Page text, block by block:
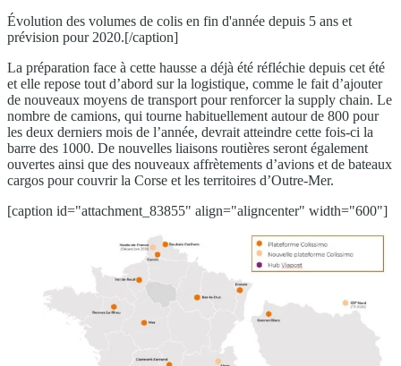
Évolution des volumes de colis en fin d'année depuis 5 ans et
prévision pour 2020.[/caption]
La préparation face à cette hausse a déjà été réfléchie depuis cet été
et elle repose tout d’abord sur la logistique, comme le fait d’ajouter
de nouveaux moyens de transport pour renforcer la supply chain. Le
nombre de camions, qui tourne habituellement autour de 800 pour
les deux derniers mois de l’année, devrait atteindre cette fois-ci la
barre des 1000. De nouvelles liaisons routières seront également
ouvertes ainsi que des nouveaux affrètements d’avions et de bateaux
cargos pour couvrir la Corse et les territoires d’Outre-Mer.
[caption id="attachment_83855" align="aligncenter" width="600"]